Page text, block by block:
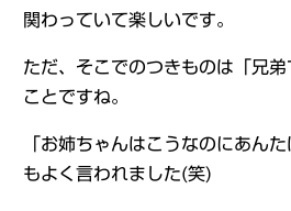
関わっていて楽しいです。
ただ、そこでのつきものは「兄弟
ことですね。
「お姉ちゃんはこうなのにあん
もよく言われました(笑)